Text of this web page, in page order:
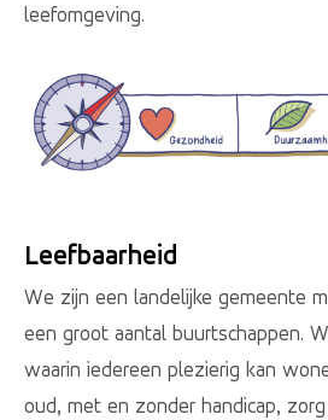
leefomgeving.
Leefbaarheid
We zijn een landelijke gemeente
een groot aantal buurtschappen.
waarin iedereen plezierig kan
oud, met en zonder handicap,